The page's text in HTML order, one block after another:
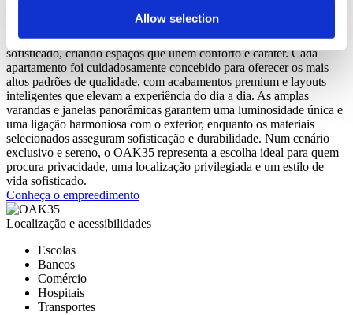
Allow selection
sem comprometer a proximidade a tudo o que torna Vilamoura um
destino único. Desenhado com uma atenção meticulosa aos detalhes,
o OAK35 combina funcionalidade, elegância e um design
sofisticado, criando espaços que unem conforto e caráter. Cada
apartamento foi cuidadosamente concebido para oferecer os mais
altos padrões de qualidade, com acabamentos premium e layouts
inteligentes que elevam a experiência do dia a dia. As amplas
varandas e janelas panorâmicas garantem uma luminosidade única e
uma ligação harmoniosa com o exterior, enquanto os materiais
selecionados asseguram sofisticação e durabilidade. Num cenário
exclusivo e sereno, o OAK35 representa a escolha ideal para quem
procura privacidade, uma localização privilegiada e um estilo de
vida sofisticado.
Conheça o empreedimento
Localização e acessibilidades
Escolas
Bancos
Comércio
Hospitais
Transportes